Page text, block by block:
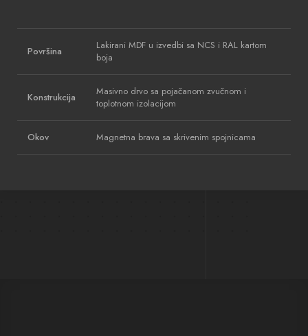
Površina
Lakirani MDF u izvedbi sa NCS i RAL kartom
boja
Konstrukcija
Masivno drvo sa pojačanom zvučnom i
toplotnom izolacijom
Okov Magnetna brava sa skrivenim spojnicama